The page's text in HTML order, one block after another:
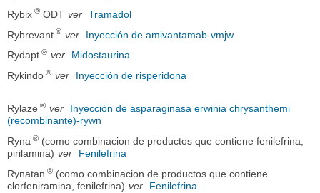
Rybix ® ODT ver Tramadol
Rybrevant ® ver
Inyección de amivantamab-vmjw
Rydapt ® ver
Midostaurina
Rykindo ® ver Inyección de risperidona
Rylaze ® ver
Inyección de asparaginasa erwinia chrysanthemi
(recombinante)-rywn
Ryna ® (como combinacion de productos que contiene fenilefrina,
pirilamina) ver
Fenilefrina
Rynatan ® (como combinacion de productos que contiene
clorfeniramina, fenilefrina) ver
Fenilefrina